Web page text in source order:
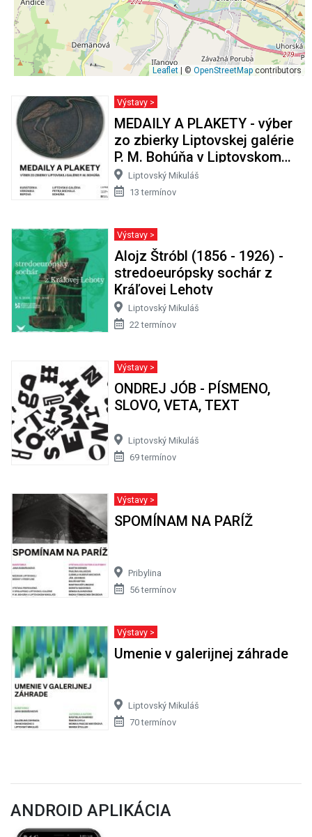
Leaflet | © OpenStreetMap contributors
Výstavy >
MEDAILY A PLAKETY - výber
zo zbierky Liptovskej galérie
P. M. Bohúňa v Liptovskom
Mikuláši
Liptovský Mikuláš
13 termínov
Výstavy >
Alojz Štróbl (1856 - 1926) -
stredoeurópsky sochár z
Kráľovej Lehoty
Liptovský Mikuláš
22 termínov
Výstavy >
ONDREJ JÓB - PÍSMENO,
SLOVO, VETA, TEXT
Liptovský Mikuláš
69 termínov
Výstavy >
SPOMÍNAM NA PARÍŽ
Pribylina
56 termínov
Výstavy >
Umenie v galerijnej záhrade
Liptovský Mikuláš
70 termínov
ANDROID APLIKÁCIA